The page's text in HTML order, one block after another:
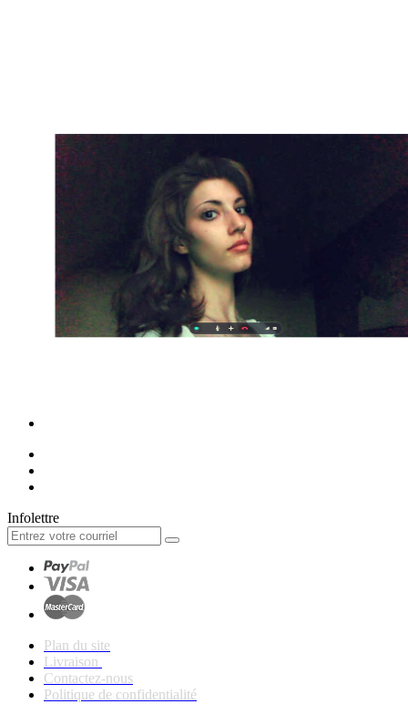
Infolettre
Plan du site
Livraison
Contactez-nous
Politique de confidentialité